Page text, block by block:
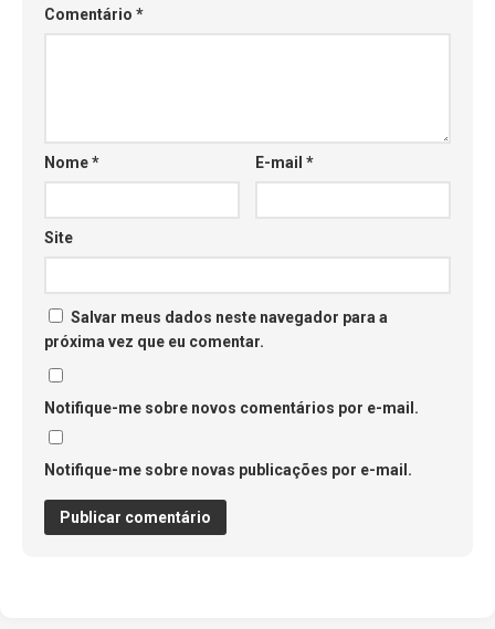
Comentário *
Nome* E-mail*
Site
Salvar meus dados neste navegador para a
próxima vez que eu comentar.
Notifique-me sobre novos comentários por e-mail.
Notifique-me sobre novas publicações por e-mail.